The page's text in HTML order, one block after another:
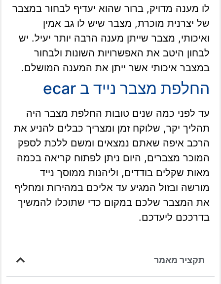
לו מענה מדויק, ברור שהוא יעדיף לבחור במצבר
של יצרנית מוכרת, מצבר שיש לו גב אמין
ואיכותי, מצבר שייתן מענה הרבה יותר יעיל. יש
לבחון היטב את האפשרויות השונות ולבחור
במצבר איכותי אשר ייתן את המענה המושלם.
החלפת מצבר נייד ב ecar
עד לפני כמה שנים טובות החלפת מצבר היה
תהליך יקר, שלוקח זמן ומצריך כבלים להניע את
הרכב איפה שאתם נמצאים ומשם ללכת לספק
המוכר מצברים, היום ניתן לפתוח קריאה בכמה
מאות שקלים בודדים, וליהנות ממוסך נייד
מורשה ובזול המגיע עד אליכם במהירות ומחליף
את המצבר שלכם במקום כדי שתוכלו להמשיך
בדרככם ליעדכם.
תקציר מאמר